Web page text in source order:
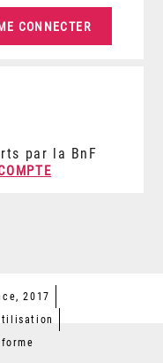
par la BnF
2017